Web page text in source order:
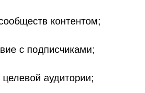
контентом;
с подписчиками;
целевой аудитории;